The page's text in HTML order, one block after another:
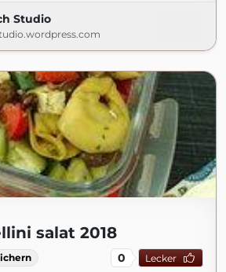
Studio
salat 2018
0 Lecker